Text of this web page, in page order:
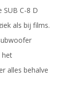
C-8 D
als bij films.
het
alles behalve